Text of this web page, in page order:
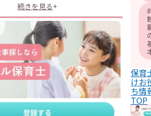
#
保育
けお
ち情
TOP
続きを見る+